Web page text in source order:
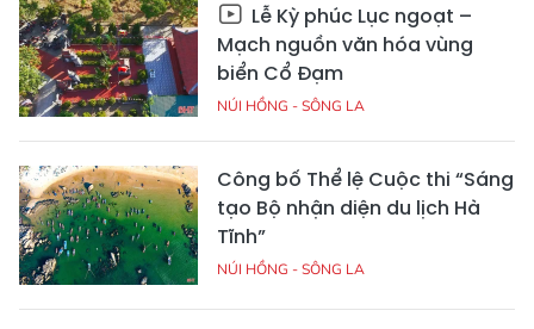
Lễ Kỳ phúc Lục ngoạt –
Mạch nguồn văn hóa vùng
biển Cổ Đạm
NÚI HỒNG - SÔNG LA
Công bố Thể lệ Cuộc thi “Sáng
tạo Bộ nhận diện du lịch Hà
Tĩnh”
NÚI HỒNG - SÔNG LA